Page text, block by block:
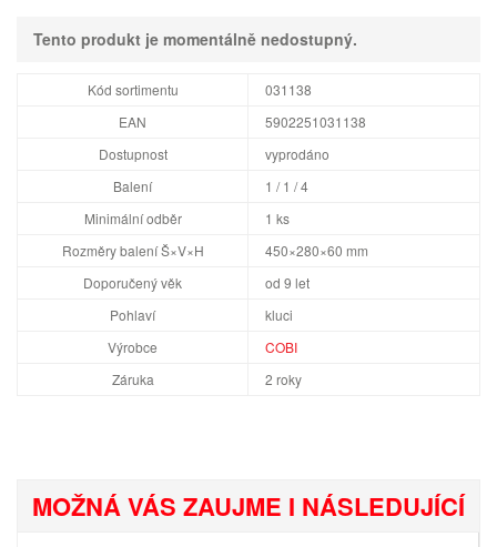
Tento produkt je momentálně nedostupný.
Kód sortimentu
031138
EAN
5902251031138
Dostupnost
vyprodáno
Balení
1 / 1 / 4
Minimální odběr
1 ks
Rozměry balení Š×V×H
450×280×60 mm
Doporučený věk
od 9 let
Pohlaví
kluci
Výrobce
COBI
Záruka
2 roky
MOŽNÁ VÁS ZAUJME I NÁSLEDUJÍCÍ